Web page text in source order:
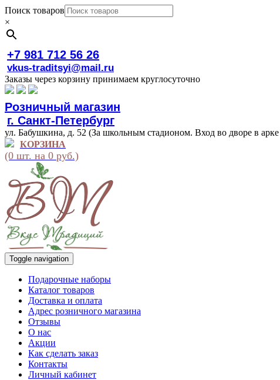
Поиск товаров
×
+7 981 712 56 26
vkus-traditsyi@mail.ru
Заказы через корзину принимаем круглосуточно
Розничный магазин
г. Санкт-Петербург
ул. Бабушкина, д. 52 (За школьным стадионом. Вход во дворе в
КОРЗИНА
(0 шт. на 0 руб.)
Toggle navigation
Подарочные наборы
Каталог товаров
Доставка и оплата
Адрес розничного магазина
Отзывы
О нас
Акции
Как сделать заказ
Контакты
Личный кабинет